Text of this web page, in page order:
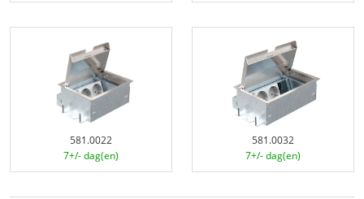
581.0022
7+/- dag(en)
581.0032
7+/- dag(en)